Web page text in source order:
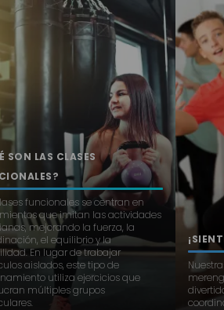
SON LAS CLASES
funcionales se centran en
que imitan las actividades
mejorando la fuerza, la
el equilibrio y la
En lugar de trabajar
aislados, este tipo de
utiliza ejercicios que
múltiples grupos